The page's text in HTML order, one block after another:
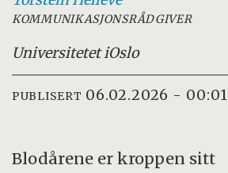
KOMMUNIKASJONSRÅDGIVER
Universitetet iOslo
PUBLISERT 06.02.2026 - 00:01
Blodårene er kroppen sitt